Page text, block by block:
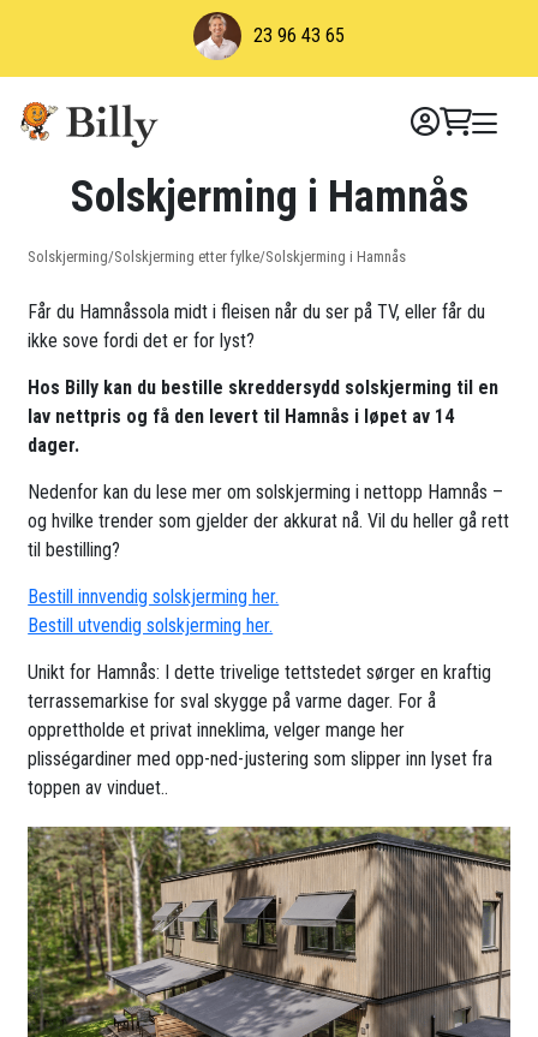
23 96 43 65
Solskjerming i Hamnås
Solskjerming/Solskjerming etter fylke/Solskjerming i Hamnås
Får du Hamnåssola midt i fleisen når du ser på TV, eller får du
ikke sove fordi det er for lyst?
Hos Billy kan du bestille skreddersydd solskjerming til en
lav nettpris og få den levert til Hamnås i løpet av 14
dager.
Nedenfor kan du lese mer om solskjerming i nettopp Hamnås –
og hvilke trender som gjelder der akkurat nå. Vil du heller gå rett
til bestilling?
Bestill innvendig solskjerming her.
Bestill utvendig solskjerming her.
Unikt for Hamnås: I dette trivelige tettstedet sørger en kraftig
terrassemarkise for sval skygge på varme dager. For å
opprettholde et privat inneklima, velger mange her
plisségardiner med opp-ned-justering som slipper inn lyset fra
toppen av vinduet..